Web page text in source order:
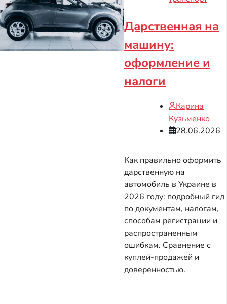
Дарственная на
машину:
оформление и
налоги
Карина
Кузьменко
28.06.2026
Как правильно оформить
дарственную на
автомобиль в Украине в
2026 году: подробный гид
по документам, налогам,
способам регистрации и
распространенным
ошибкам. Сравнение с
куплей-продажей и
доверенностью.